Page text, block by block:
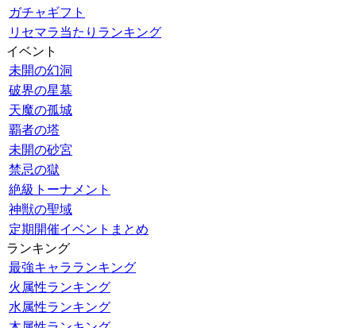
ガチャギフト
リセマラ当たりランキング
イベント
未開の幻洞
破界の星墓
天魔の孤城
覇者の塔
未開の砂宮
禁忌の獄
絶級トーナメント
神獣の聖域
定期開催イベントまとめ
ランキング
最強キャラランキング
火属性ランキング
水属性ランキング